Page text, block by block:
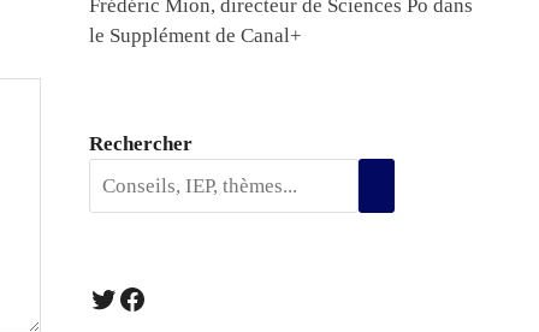
Frédéric Mion, directeur de Sciences Po dans
le Supplément de Canal+
Rechercher
Twitter
Facebook